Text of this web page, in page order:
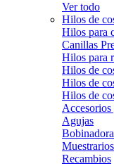
Ver todo
Hilos de
Hilos para
Canillas
Hilos para
Hilos de
Hilos de
Hilos de
Agujas
Recambios